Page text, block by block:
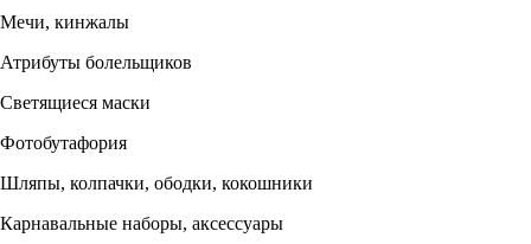
Мечи, кинжалы
Атрибуты болельщиков
Светящиеся маски
Фотобутафория
Шляпы, колпачки, ободки, кокошники
Карнавальные наборы, аксессуары